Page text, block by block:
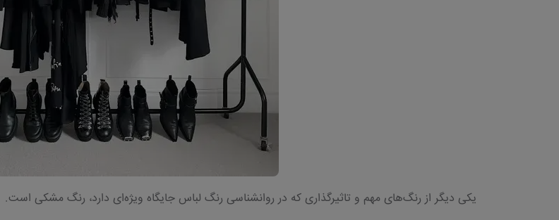
یکی دیگر از رنگ‌های مهم و تاثیرگذاری که در روانشناسی رنگ لباس جایگاه ویژه‌ای دارد، رنگ مشکی است.